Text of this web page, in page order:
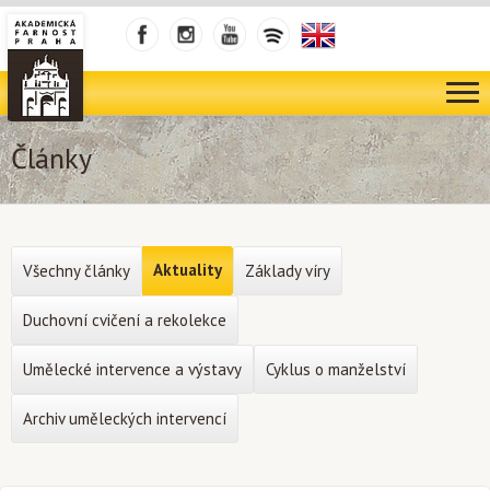
Články
Všechny články Aktuality Základy víry
Duchovní cvičení a rekolekce
Umělecké intervence a výstavy Cyklus o manželství
Archiv uměleckých intervencí